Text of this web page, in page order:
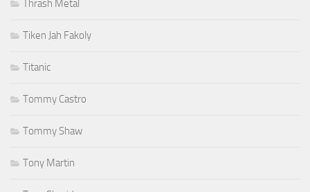
Thrash Metal
Tiken Jah Fakoly
Titanic
Tommy Castro
Tommy Shaw
Tony Martin